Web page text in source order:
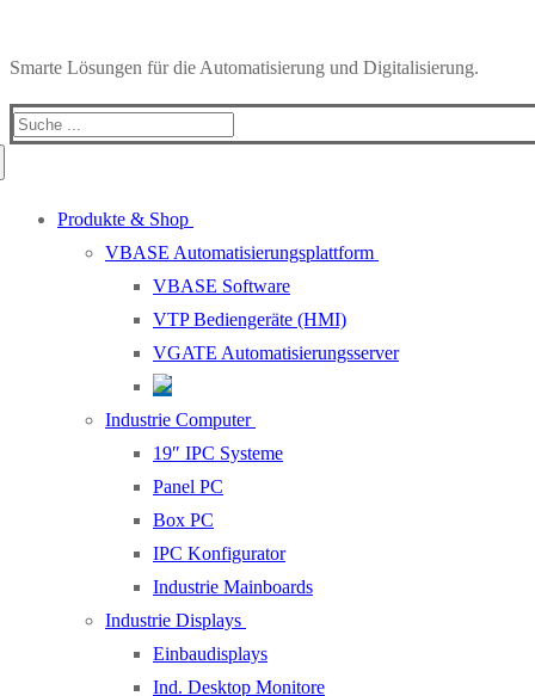
Smarte Lösungen für die Automatisierung und Digitalisierung.
Search
Produkte & Shop
VBASE Automatisierungsplattform
VBASE Software
VTP Bediengeräte (HMI)
VGATE Automatisierungsserver
Industrie Computer
19″ IPC Systeme
Panel PC
Box PC
IPC Konfigurator
Industrie Mainboards
Industrie Displays
Einbaudisplays
Ind. Desktop Monitore